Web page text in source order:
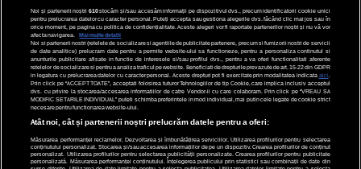
HOROSCOPUL IUBIRII
FORUMURI
TRATAMENTE NATURISTE
DICTIONARE NUME
© 2026 Internet Corp SRL
Toate drepturile rezervate
Noi și partenerii noștri 610stocăm și/sau accesăm informații pe dispozitivul dvs., precum identificatorii cookie unici
pentru prelucrarea datelor cu caracter personal. Puteți accepta sau gestiona alegerile dvs. făcând clic mai jos sau în
orice moment, pe pagina cu politica de confidențialitate. Aceste alegeri vor fi raportate partenerilor noștri și nu vă vor
afecta navigarea.
Mai multe detalii
Noi si partenerii nostri (retelele de socializare si agentiile de publicitate partenere, precum si furnizorii nostri de servicii
de date analitice) prelucram date pentru a permite website-ului sa functioneze, pentru a personaliza continutul si
anunturile publicitare afisate in functie de interesele si/sau profilul dvs., pentru a va oferi functionalitati aferente
retelelor de socializare si pentru a analiza traficul pe website. Beneficiati de drepturile prevazute de art. 15-22 din GDPR
in legatura cu prelucrarea datelor cu caracter personal. Aceste drepturi pot fi exercitate prin modalitatea indicata aici
Prin click pe “ACCEPT TOATE”, acceptati folosirea tuturor Tehnologiilor de tip Cookie, care implica inclusiv acceptul
dvs. cu privire la stocarea/accesarea informatiilor de catre Vendor-ii cu care colaboram. Prin click pe “VREAU SA
MODIFIC SETARILE INDIVIDUAL” puteti schimba preferintele in mod individual, mai putin cele legate de cookie strict
necesare pentru functionarea website-ului.
Atât noi, cât și partenerii noștri prelucrăm datele pentru a oferi:
Măsurarea performanței reclamelor. Dezvoltarea și îmbunătățirea serviciilor. Utilizarea profilurilor pentru selectarea
conținutului personalizat. Stocarea și/sau accesarea informațiilor de pe un dispozitiv. Crearea profilurilor de conținut
personalizat. Utilizarea profilurilor pentru selectarea publicității personalizate. Crearea profilurilor pentru publicitate
personalizată. Măsurarea performanței conținutului. Înțelegerea publicului prin statistici sau combinații de date din